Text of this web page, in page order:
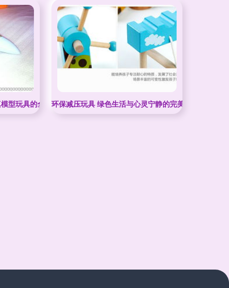
型玩具的全新体验环保减压玩具 绿色生活与心灵宁静的完美平衡